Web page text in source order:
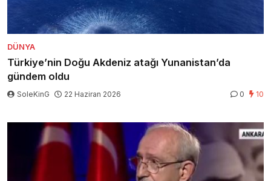
DÜNYA
Türkiye’nin Doğu Akdeniz atağı Yunanistan’da
gündem oldu
SoleKinG 22 Haziran 2026 0 10